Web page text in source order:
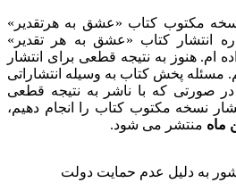
نسخه مکتوب کتاب «عشق به هرتقدیر»
انتشار کتاب «عشق به هر تقدیر»
ام. هنوز به نتیجه قطعی برای انتشار
مسئله پخش کتاب به وسیله انتشاراتی
صورتی که با ناشر به نتیجه قطعی
نسخه مکتوب کتاب را انجام دهیم،
ماه منتشر می شود.
به دلیل عدم حمایت دولت